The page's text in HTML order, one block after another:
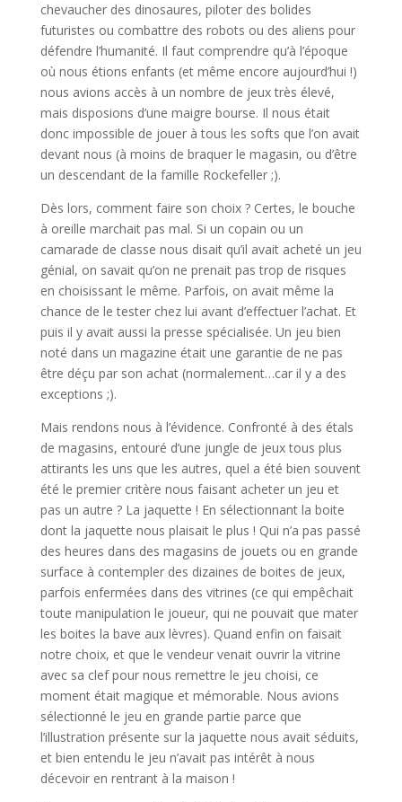
chevaucher des dinosaures, piloter des bolides
futuristes ou combattre des robots ou des aliens pour
défendre l’humanité. Il faut comprendre qu’à l’époque
où nous étions enfants (et même encore aujourd’hui !)
nous avions accès à un nombre de jeux très élevé,
mais disposions d’une maigre bourse. Il nous était
donc impossible de jouer à tous les softs que l’on avait
devant nous (à moins de braquer le magasin, ou d’être
un descendant de la famille Rockefeller ;).
Dès lors, comment faire son choix ? Certes, le bouche
à oreille marchait pas mal. Si un copain ou un
camarade de classe nous disait qu’il avait acheté un jeu
génial, on savait qu’on ne prenait pas trop de risques
en choisissant le même. Parfois, on avait même la
chance de le tester chez lui avant d’effectuer l’achat. Et
puis il y avait aussi la presse spécialisée. Un jeu bien
noté dans un magazine était une garantie de ne pas
être déçu par son achat (normalement…car il y a des
exceptions ;).
Mais rendons nous à l’évidence. Confronté à des étals
de magasins, entouré d’une jungle de jeux tous plus
attirants les uns que les autres, quel a été bien souvent
été le premier critère nous faisant acheter un jeu et
pas un autre ? La jaquette ! En sélectionnant la boite
dont la jaquette nous plaisait le plus ! Qui n’a pas passé
des heures dans des magasins de jouets ou en grande
surface à contempler des dizaines de boites de jeux,
parfois enfermées dans des vitrines (ce qui empêchait
toute manipulation le joueur, qui ne pouvait que mater
les boites la bave aux lèvres). Quand enfin on faisait
notre choix, et que le vendeur venait ouvrir la vitrine
avec sa clef pour nous remettre le jeu choisi, ce
moment était magique et mémorable. Nous avions
sélectionné le jeu en grande partie parce que
l’illustration présente sur la jaquette nous avait séduits,
et bien entendu le jeu n’avait pas intérêt à nous
décevoir en rentrant à la maison !